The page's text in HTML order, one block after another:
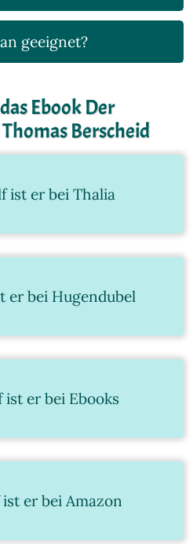
geeignet?
Ebook Der
Berscheid
ist er bei Thalia
er bei Hugendubel
ist er bei Ebooks
er bei Amazon